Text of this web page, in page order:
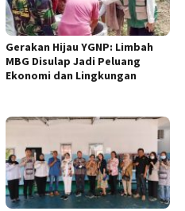
Gerakan Hijau YGNP: Limbah
MBG Disulap Jadi Peluang
Ekonomi dan Lingkungan